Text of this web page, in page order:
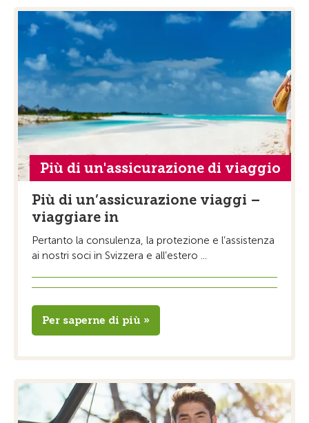
Più di un'assicurazione di viaggio
Più di un’assicurazione viaggi –
viaggiare in
Pertanto la consulenza, la protezione e l’assistenza
ai nostri soci in Svizzera e all’estero ...
Per saperne di più »